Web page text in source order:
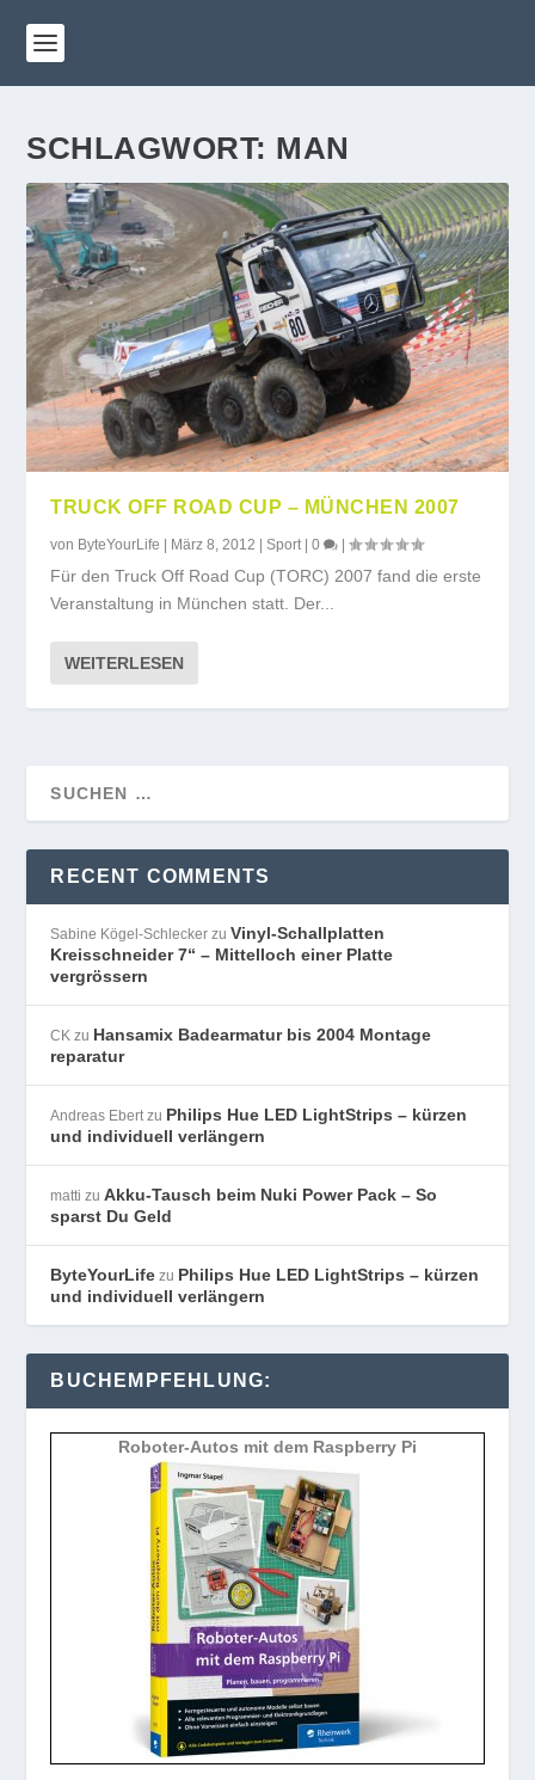
SCHLAGWORT: MAN
TRUCK OFF ROAD CUP – MÜNCHEN 2007
von ByteYourLife | März 8, 2012 |Sport |0 |
Für den Truck Off Road Cup (TORC) 2007 fand die erste
Veranstaltung in München statt. Der...
WEITERLESEN
RECENT COMMENTS
Sabine Kögel-Schlecker zuVinyl-Schallplatten
Kreisschneider 7“ – Mittelloch einer Platte
vergrössern
CK zu Hansamix Badearmatur bis 2004 Montage
reparatur
Andreas Ebert zu Philips Hue LED LightStrips – kürzen
und individuell verlängern
matti zuAkku-Tausch beim Nuki Power Pack – So
sparst Du Geld
ByteYourLife zu Philips Hue LED LightStrips – kürzen
und individuell verlängern
BUCHEMPFEHLUNG:
Roboter-Autos mit dem Raspberry Pi